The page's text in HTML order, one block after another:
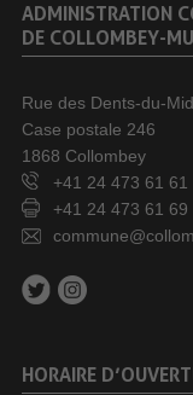
ADMINISTRATION
DE COLLOMBEY-
Rue des Dents-du-
Case postale 246
1868 Collombey
+41 24 473 61 61
+41 24 473 61 69
HORAIRE